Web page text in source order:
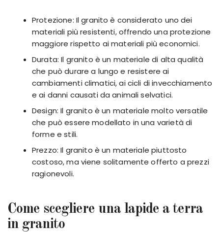
Protezione: Il granito è considerato uno dei
materiali più resistenti, offrendo una protezione
maggiore rispetto ai materiali più economici.
Durata: Il granito è un materiale di alta qualità
che può durare a lungo e resistere ai
cambiamenti climatici, ai cicli di invecchiamento
e ai danni causati da animali selvatici.
Design: Il granito è un materiale molto versatile
che può essere modellato in una varietà di
forme e stili.
Prezzo: Il granito è un materiale piuttosto
costoso, ma viene solitamente offerto a prezzi
ragionevoli.
Come scegliere una lapide a terra
in granito